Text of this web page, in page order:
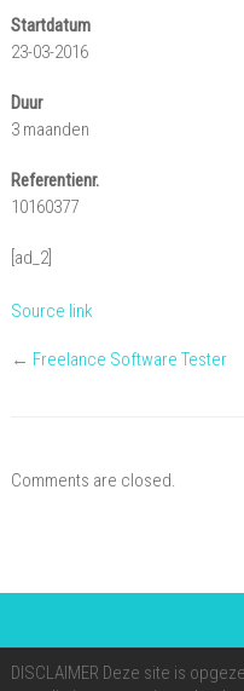
Startdatum
23-03-2016
Duur
3 maanden
Referentienr.
10160377
[ad_2]
Source link
← Freelance Software Tester
Comments are closed.
DISCLAIMER Deze site is